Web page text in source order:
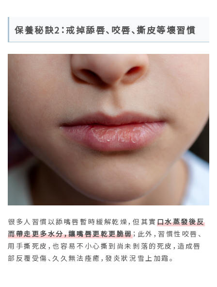
保養秘訣2：戒掉舔唇、咬唇、撕皮等壞習慣
很多人習慣以舔嘴唇暫時緩解乾燥，但其實口水蒸發後反
而帶走更多水分，讓嘴唇更乾更脆弱；此外，習慣性咬唇、
用手撕死皮，也容易不小心撕到尚未剝落的死皮，造成唇
部反覆受傷、久久無法痊癒，發炎狀況雪上加霜。